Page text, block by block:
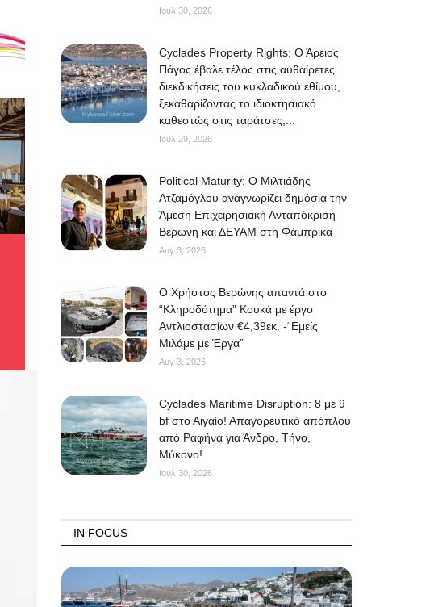
Ιουλ 30, 2026
Cyclades Property Rights: Ο Άρειος
Πάγος έβαλε τέλος στις αυθαίρετες
διεκδικήσεις του κυκλαδικού εθίμου,
ξεκαθαρίζοντας το ιδιοκτησιακό
καθεστώς στις ταράτσες,...
Ιουλ 29, 2026
Political Maturity: Ο Μιλτιάδης
Ατζαμόγλου αναγνωρίζει δημόσια την
Άμεση Επιχειρησιακή Ανταπόκριση
Βερώνη και ΔΕΥΑΜ στη Φάμπρικα
Αυγ 3, 2026
O Χρήστος Βερώνης απαντά στο
“Κληροδότημα” Κουκά με έργο
Αντλιοστασίων €4,39εκ. -“Εμείς
Μιλάμε με Έργα”
Αυγ 3, 2026
Cyclades Maritime Disruption: 8 με 9
bf στο Αιγαίο! Απαγορευτικό απόπλου
από Ραφήνα για Άνδρο, Τήνο,
Μύκονο!
Ιουλ 30, 2026
IN FOCUS